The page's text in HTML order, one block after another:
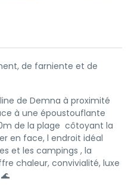
de farniente et de
de Demna à proximité
à une époustouflante
de la plage côtoyant la
en face, l endroit idéal
et les campings , la
chaleur, convivialité, luxe